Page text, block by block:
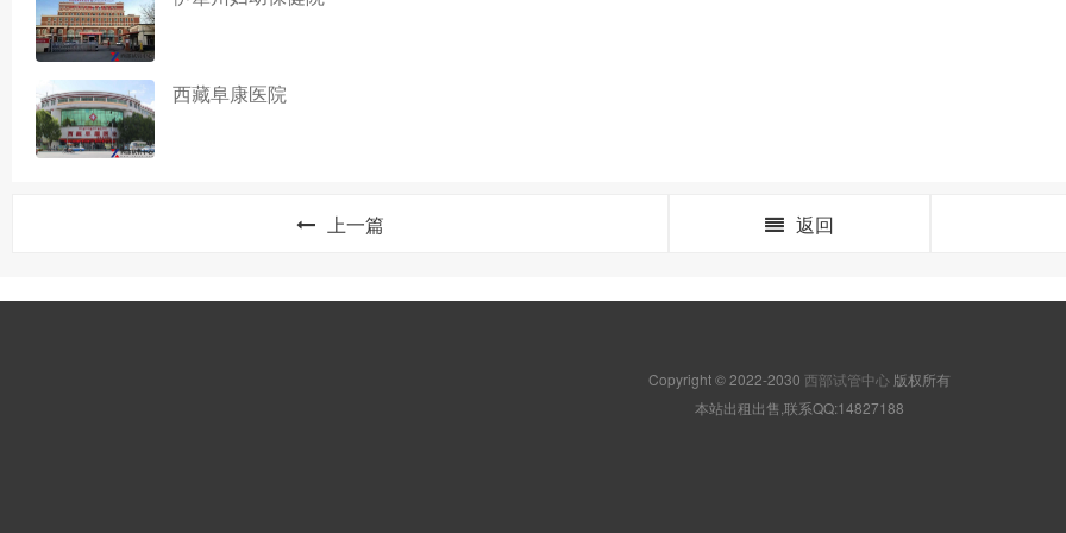
西藏阜康医院
上一篇 返回
Copyright © 2022-2030 西部试管中心 版权所有
本站出租出售,联系QQ:14827188